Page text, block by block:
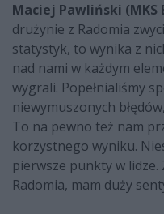
Maciej Pawliński (MKS
drużynie z Radomia
statystyk, to wynika z
nad nami w każdym
wygrali. Popełnialiśmy
niewymuszonych
To na pewno też nam
korzystnego wyniku.
pierwsze punkty w lidze.
Radomia, mam duży